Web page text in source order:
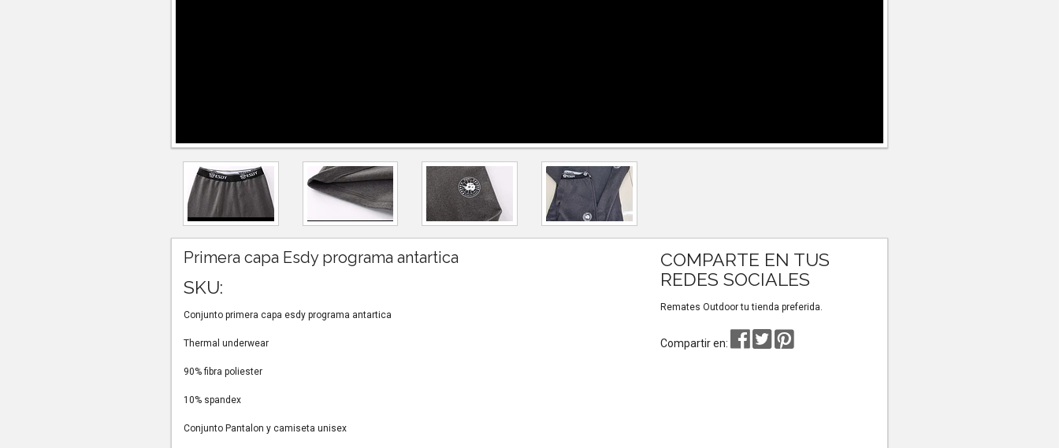
Primera capa Esdy programa antartica
SKU:
Conjunto primera capa esdy programa antartica
Thermal underwear
90% fibra poliester
10% spandex
Conjunto Pantalon y camiseta unisex
COMPARTE EN TUS
REDES SOCIALES
Remates Outdoor tu tienda preferida.
Compartir en: